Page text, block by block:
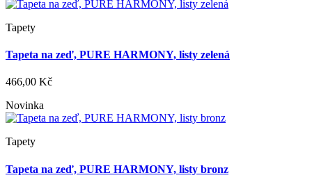
Tapety
Tapeta na zeď, PURE HARMONY, listy zelená
466,00 Kč
Novinka
Tapety
Tapeta na zeď, PURE HARMONY, listy bronz